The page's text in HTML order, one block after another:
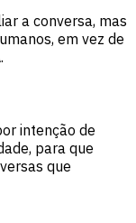
a conversa, mas
em vez de
intenção de
para que
que